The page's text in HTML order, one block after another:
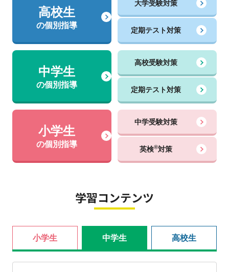
高校生
の個別指導
大学受験対策
定期テスト対策
中学生
の個別指導
高校受験対策
定期テスト対策
小学生
の個別指導
中学受験対策
英検®対策
学習コンテンツ
小学生 中学生 高校生